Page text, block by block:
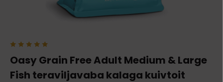
Oasy Grain Free Adult Medium & Large
Fish teraviljavaba kalaga kuivtoit